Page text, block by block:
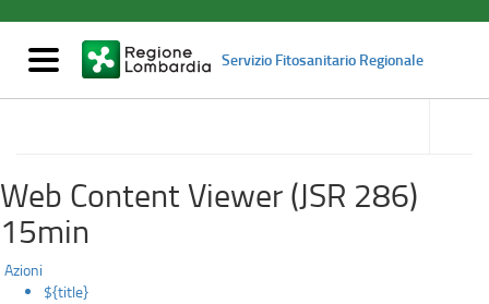
contenuto
principale
Registro
Ufficiale
degli
Professionali
(RUOP)
Mostra/nascondi
navigazione
Servizio Fitosanitario Regionale
accedi
Web Content Viewer (JSR 286)
15min
Azioni
${title}